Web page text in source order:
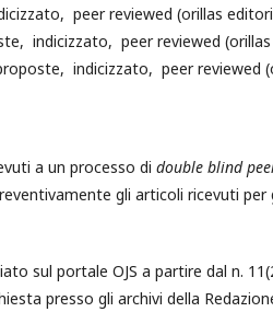
peer reviewed (orillas
indicizzato, peer reviewed
indicizzato, peer reviewed
a un processo di double blind
gli articoli ricevuti per
sul portale OJS a partire dal n.
presso gli archivi della